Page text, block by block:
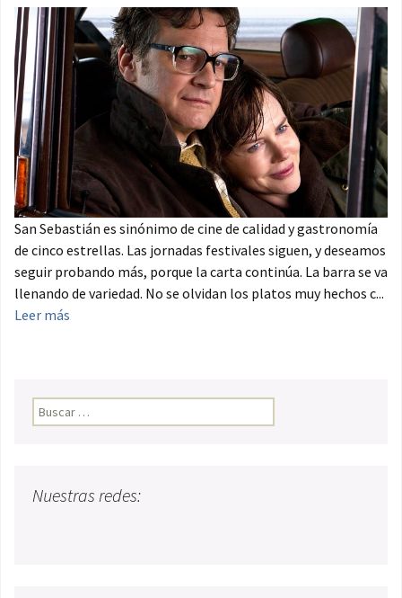
San Sebastián es sinónimo de cine de calidad y gastronomía
de cinco estrellas. Las jornadas festivales siguen, y deseamos
seguir probando más, porque la carta continúa. La barra se va
llenando de variedad. No se olvidan los platos muy hechos c...
Leer más
Buscar:
Nuestras redes: